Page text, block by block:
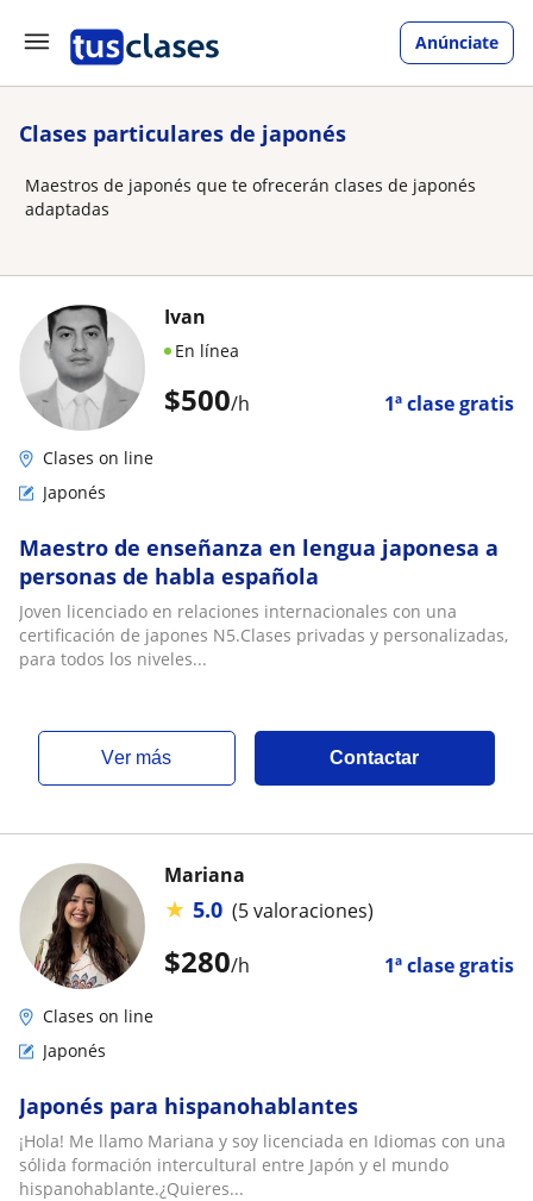
Anúnciate
Clases particulares de japonés
Maestros de japonés que te ofrecerán clases de japonés
adaptadas
$500/h 1ª clase gratis
Ivan
En línea
Clases on line
Japonés
Maestro de enseñanza en lengua japonesa a
personas de habla española
Joven licenciado en relaciones internacionales con una
certificación de japones N5.Clases privadas y personalizadas,
para todos los niveles...
ver más Contactar
$280/h 1ª clase gratis
Mariana
★ 5.0 (5 valoraciones)
Clases on line
Japonés
Japonés para hispanohablantes
¡Hola! Me llamo Mariana y soy licenciada en Idiomas con una
sólida formación intercultural entre Japón y el mundo
hispanohablante.¿Quieres...